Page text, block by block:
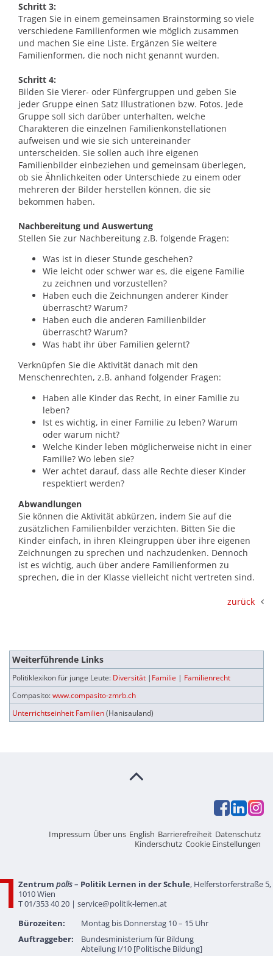
Schritt 3:
Tragen Sie in einem gemeinsamen Brainstorming so viele
verschiedene Familienformen wie möglich zusammen
und machen Sie eine Liste. Ergänzen Sie weitere
Familienformen, die noch nicht genannt wurden.
Schritt 4:
Bilden Sie Vierer- oder Fünfergruppen und geben Sie
jeder Gruppe einen Satz Illustrationen bzw. Fotos. Jede
Gruppe soll sich darüber unterhalten, welche
Charakteren die einzelnen Familienkonstellationen
aufweisen und wie sie sich untereinander
unterscheiden. Sie sollen auch ihre eigenen
Familienbilder einbeziehen und gemeinsam überlegen,
ob sie Ähnlichkeiten oder Unterschiede zu einem oder
mehreren der Bilder herstellen können, die sie
bekommen haben.
Nachbereitung und Auswertung
Stellen Sie zur Nachbereitung z.B. folgende Fragen:
Was ist in dieser Stunde geschehen?
Wie leicht oder schwer war es, die eigene Familie
zu zeichnen und vorzustellen?
Haben euch die Zeichnungen anderer Kinder
überrascht? Warum?
Haben euch die anderen Familienbilder
überrascht? Warum?
Was habt ihr über Familien gelernt?
Verknüpfen Sie die Aktivität danach mit den
Menschenrechten, z.B. anhand folgender Fragen:
Haben alle Kinder das Recht, in einer Familie zu
leben?
Ist es wichtig, in einer Familie zu leben? Warum
oder warum nicht?
Welche Kinder leben möglicherweise nicht in einer
Familie? Wo leben sie?
Wer achtet darauf, dass alle Rechte dieser Kinder
respektiert werden?
Abwandlungen
Sie können die Aktivität abkürzen, indem Sie auf die
zusätzlichen Familienbilder verzichten. Bitten Sie die
Kinder einfach, in ihren Kleingruppen über ihre eigenen
Zeichnungen zu sprechen und nachzudenken. Dennoch
ist es wichtig, auch über andere Familienformen zu
sprechen, die in der Klasse vielleicht nicht vertreten sind.
zurück
Weiterführende Links
Politiklexikon für junge Leute: Diversität | Familie | Familienrecht
Compasito:www.compasito-zmrb.ch
Unterrichtseinheit Familien(Hanisauland)
Impressum Über uns English Barrierefreiheit Datenschutz
Kinderschutz Cookie Einstellungen
Zentrum polis– Politik Lernen in der Schule, Helferstorferstraße 5,
1010 Wien
T 01/353 40 20 | service@politik-lernen.at
Bürozeiten:
Montag bis Donnerstag 10 – 15 Uhr
Auftraggeber:
Bundesministerium für Bildung
Abteilung I/10 [Politische Bildung]